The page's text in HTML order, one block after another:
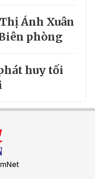
Ánh Xuân
phòng
huy tối